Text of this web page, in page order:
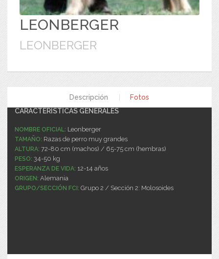
LEONBERGER
LEONBERGER
Descripción
Fotos
CARACTERÍSTICAS GENERALES
NOMBRE OFICIAL: Leonberger
TAMAÑO: Razas de perro muy grandes
ALTURA: 72-80 cm (machos) / 65-75 cm (hembras)
PESO: 34-50 kg
ESPERANZA DE VIDA: 12-14 años
ORIGEN: Alemania
GRUPO/SECCIÓN FCI: Grupo 2 / Sección 2: Molosoides